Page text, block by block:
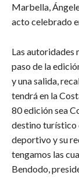
Marbella,
acto celebrado
Las autoridades
paso de la
y una salida,
tendrá en la
80 edición sea
destino turístico
deportivo y su
tengamos las
Bendodo,